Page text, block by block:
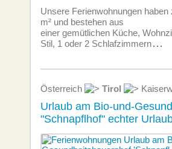
Unsere Ferien­wohnungen
m² und bestehen aus
einer gemütlichen Küche,
Stil, 1 oder 2 Schlafzimmern...
Österreich Tirol
Urlaub am Bio-und-
"Schnapflhof" echter